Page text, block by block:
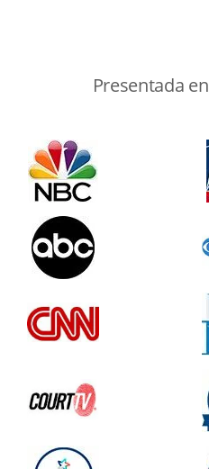
Presentada en